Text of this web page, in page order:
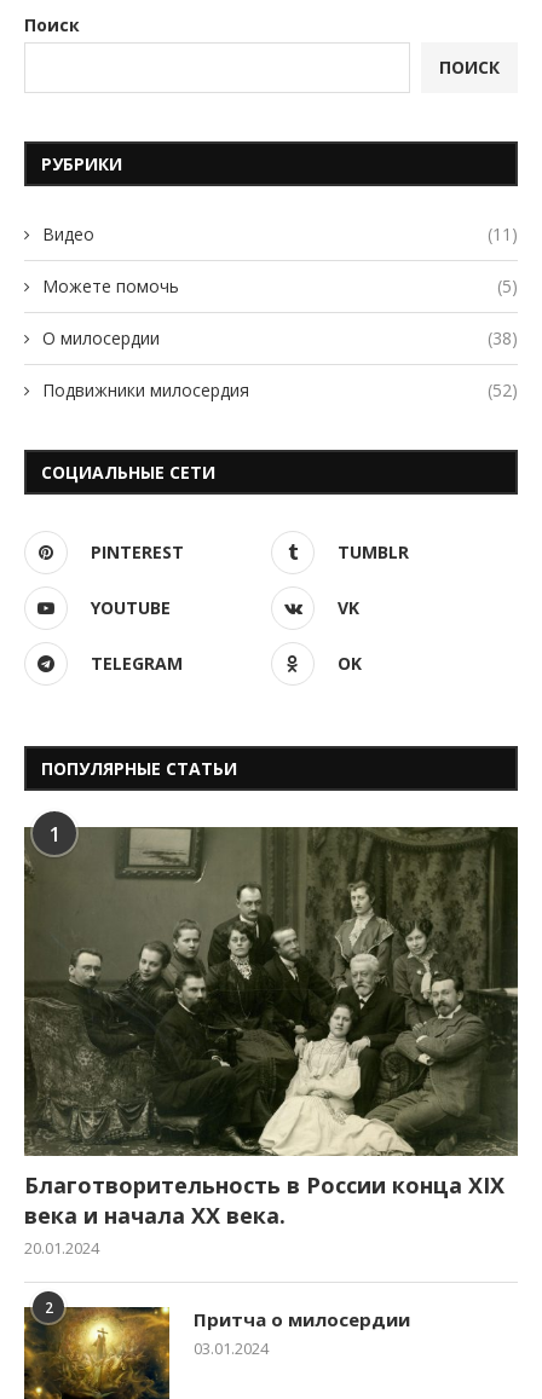
Поиск
ПОИСК
РУБРИКИ
Видео (11)
Можете помочь (5)
О милосердии (38)
Подвижники милосердия (52)
СОЦИАЛЬНЫЕ СЕТИ
PINTEREST TUMBLR
YOUTUBE VK
TELEGRAM OK
ПОПУЛЯРНЫЕ СТАТЬИ
1
Благотворительность в России конца XIX
века и начала XX века.
20.01.2024
2 Притча о милосердии
03.01.2024